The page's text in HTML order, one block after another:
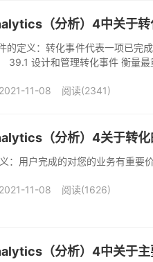
（分析）4中关于转
的定义：转化事件代表一项已完
39.1 设计和管理转化事件 衡量
2021-11-08 阅读(2341)
（分析）4关于转化
：用户完成的对您的业务有重要
2021-11-08 阅读(1626)
（分析）4中关于主